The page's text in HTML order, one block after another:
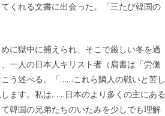
くれる文書に出会った。「三たび韓国の
に獄中に捕えられ、そこで厳しい冬を過
一人の日本人キリスト者（肩書は「労働
う述べる。「……これら隣人の戦いと苦し
ます。私は……日本のより多くの主にある
韓国の兄弟たちのいたみを少しでも理解